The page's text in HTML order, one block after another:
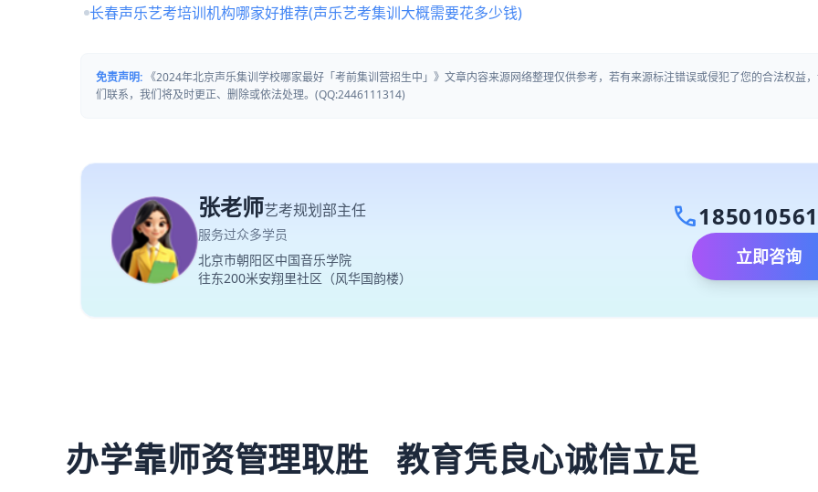
长春声乐艺考培训机构哪家好推荐(声乐艺考集训大概需要花多少钱)
免责声明: 《2024年北京声乐集训学校哪家最好「考前集训营招生中」》文章内容来源网络整理仅供参考，若有来源标注错误或侵犯了您的合法权益
们联系，我们将及时更正、删除或依法处理。(QQ:2446111314)
张老师艺考规划部主任
服务过众多学员
北京市朝阳区中国音乐学院
往东200米安翔里社区（风华国韵楼）
call
立即咨询
办学靠师资管理取胜 教育凭良心诚信立足